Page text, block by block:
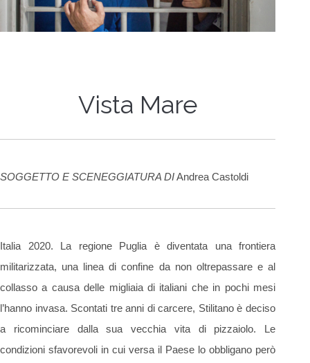
Vista Mare
SOGGETTO E SCENEGGIATURA DIAndrea Castoldi
Italia 2020. La regione Puglia è diventata una frontiera
militarizzata, una linea di confine da non oltrepassare e al
collasso a causa delle migliaia di italiani che in pochi mesi
l’hanno invasa. Scontati tre anni di carcere, Stilitano è deciso
a ricominciare dalla sua vecchia vita di pizzaiolo. Le
condizioni sfavorevoli in cui versa il Paese lo obbligano però